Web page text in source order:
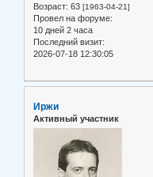
Возраст: 63 [1963-04-21]
Провел на форуме:
10 дней 2 часа
Последний визит:
2026-07-18 12:30:05
Иржи
Активный участник